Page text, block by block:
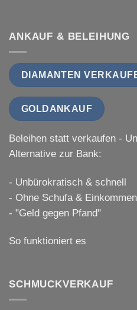
ANKAUF & BELEIHUNG
DIAMANTEN
GOLDANKAUF
Beleihen statt verkaufen -
Alternative zur Bank:
- Unbürokratisch & schnell
- Ohne Schufa &
- "Geld gegen Pfand"
So funktioniert es
SCHMUCKVERKAUF